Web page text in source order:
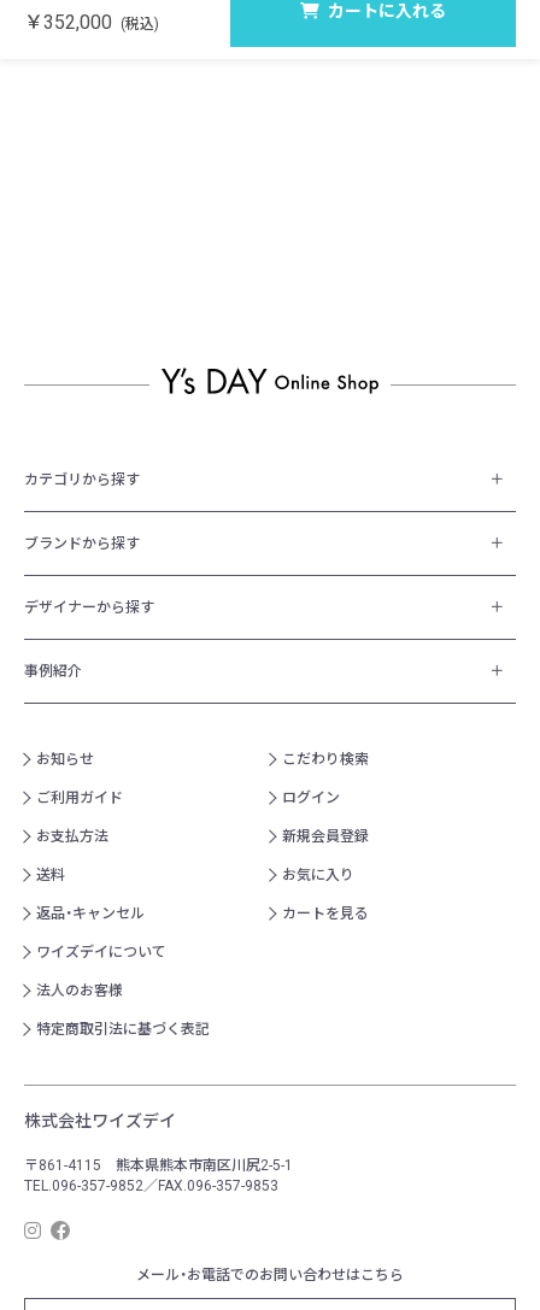
￥352,000 (税込)
カートに入れる
カテゴリから探す
ブランドから探す
デザイナーから探す
事例紹介
お知らせ
ご利用ガイド
お支払方法
送料
返品・キャンセル
ワイズデイについて
法人のお客様
特定商取引法に基づく表記
こだわり検索
ログイン
新規会員登録
お気に入り
カートを見る
株式会社ワイズデイ
〒861-4115 熊本県熊本市南区川尻2-5-1
TEL.096-357-9852／FAX.096-357-9853
メール・お電話でのお問い合わせはこちら